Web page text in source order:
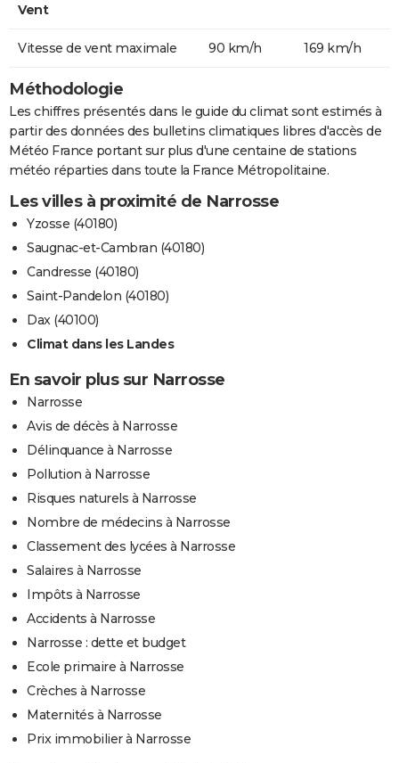
Vent
Vitesse de vent maximale 90 km/h 169 km/h
Méthodologie
Les chiffres présentés dans le guide du climat sont estimés à
partir des données des bulletins climatiques libres d'accès de
Météo France portant sur plus d'une centaine de stations
météo réparties dans toute la France Métropolitaine.
Les villes à proximité de Narrosse
Yzosse (40180)
Saugnac-et-Cambran (40180)
Candresse (40180)
Saint-Pandelon (40180)
Dax (40100)
Climat dans les Landes
En savoir plus sur Narrosse
Narrosse
Avis de décès à Narrosse
Délinquance à Narrosse
Pollution à Narrosse
Risques naturels à Narrosse
Nombre de médecins à Narrosse
Classement des lycées à Narrosse
Salaires à Narrosse
Impôts à Narrosse
Accidents à Narrosse
Narrosse : dette et budget
Ecole primaire à Narrosse
Crèches à Narrosse
Maternités à Narrosse
Prix immobilier à Narrosse